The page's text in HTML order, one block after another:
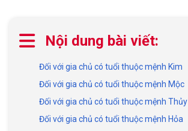
Nội dung bài viết:
Đối với gia chủ có tuổi thuộc mệnh Kim
Đối với gia chủ có tuổi thuộc mệnh Mộc
Đối với gia chủ có tuổi thuộc mệnh Thủy
Đối với gia chủ có tuổi thuộc mệnh Hỏa